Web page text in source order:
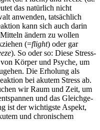
das natürlich nicht
anwenden, tatsächlich
kann sich auch darin
ändern zu wollen
(=flight) oder gar
). So oder so: Diese Stress­
Körper und Psyche, um
Die Erholung als
bei akutem Stress ab.
wir Raum und Zeit, um
und das Gleich­ge­
ist der wich­tigste Aspekt,
und chro­ni­schem